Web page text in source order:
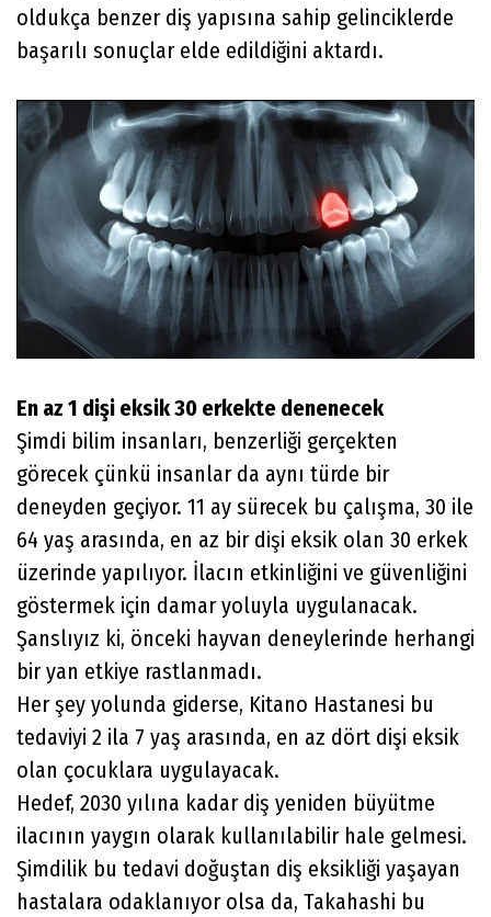
oldukça benzer diş yapısına sahip gelinciklerde
başarılı sonuçlar elde edildiğini aktardı.
En az 1 dişi eksik 30 erkekte denenecek
Şimdi bilim insanları, benzerliği gerçekten
görecek çünkü insanlar da aynı türde bir
deneyden geçiyor. 11 ay sürecek bu çalışma, 30 ile
64 yaş arasında, en az bir dişi eksik olan 30 erkek
üzerinde yapılıyor. İlacın etkinliğini ve güvenliğini
göstermek için damar yoluyla uygulanacak.
Şanslıyız ki, önceki hayvan deneylerinde herhangi
bir yan etkiye rastlanmadı.
Her şey yolunda giderse, Kitano Hastanesi bu
tedaviyi 2 ila 7 yaş arasında, en az dört dişi eksik
olan çocuklara uygulayacak.
Hedef, 2030 yılına kadar diş yeniden büyütme
ilacının yaygın olarak kullanılabilir hale gelmesi.
Şimdilik bu tedavi doğuştan diş eksikliği yaşayan
hastalara odaklanıyor olsa da, Takahashi bu